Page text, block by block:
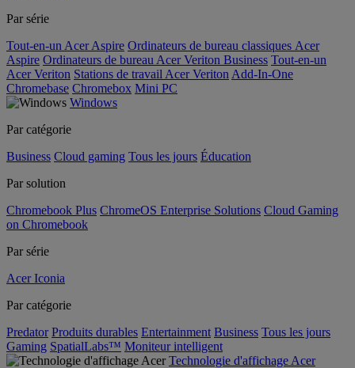
Par série
Tout-en-un Acer Aspire Ordinateurs de bureau classiques Acer
Aspire Ordinateurs de bureau Acer Veriton Business Tout-en-un
Acer Veriton Stations de travail Acer Veriton Add-In-One
Chromebase Chromebox Mini PC
Windows
Par catégorie
Business Cloud gaming Tous les jours Éducation
Par solution
Chromebook Plus ChromeOS Enterprise Solutions Cloud Gaming
on Chromebook
Par série
Acer Iconia
Par catégorie
Predator Produits durables Entertainment Business Tous les jours
Gaming SpatialLabs™ Moniteur intelligent
Technologie d'affichage Acer